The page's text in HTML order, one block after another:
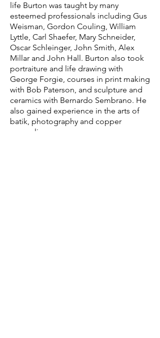
life Burton was taught by many
esteemed professionals including Gus
Weisman, Gordon Couling, William
Lyttle, Carl Shaefer, Mary Schneider,
Oscar Schleinger, John Smith, Alex
Millar and John Hall. Burton also took
portraiture and life drawing with
George Forgie, courses in print making
with Bob Paterson, and sculpture and
ceramics with Bernardo Sembrano. He
also gained experience in the arts of
batik, photography and copper
enameling.